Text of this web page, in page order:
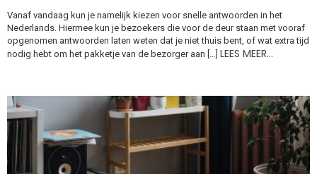
Vanaf vandaag kun je namelijk kiezen voor snelle antwoorden in het
Nederlands. Hiermee kun je bezoekers die voor de deur staan met vooraf
opgenomen antwoorden laten weten dat je niet thuis bent, of wat extra tijd
nodig hebt om het pakketje van de bezorger aan […] LEES MEER…